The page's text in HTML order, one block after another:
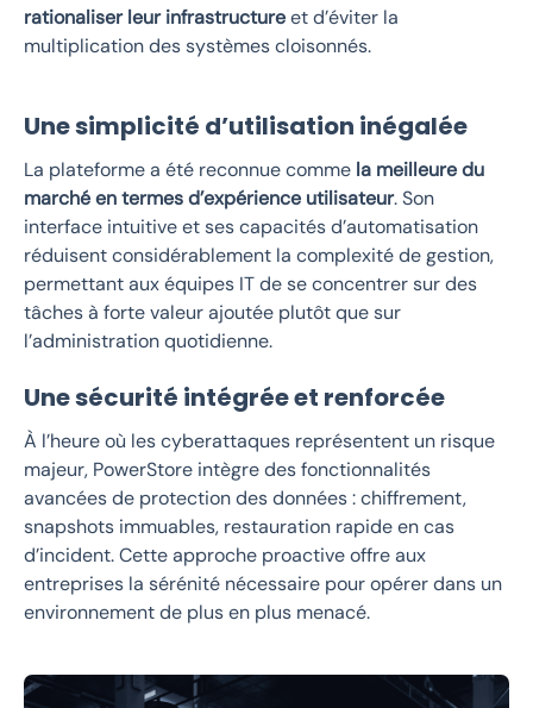
rationaliser leur infrastructureet d’éviter la
multiplication des systèmes cloisonnés.
Une simplicité d’utilisation inégalée
La plateforme a été reconnue comme la meilleure du
marché en termes d’expérience utilisateur. Son
interface intuitive et ses capacités d’automatisation
réduisent considérablement la complexité de gestion,
permettant aux équipes IT de se concentrer sur des
tâches à forte valeur ajoutée plutôt que sur
l’administration quotidienne.
Une sécurité intégrée et renforcée
À l’heure où les cyberattaques représentent un risque
majeur, PowerStore intègre des fonctionnalités
avancées de protection des données : chiffrement,
snapshots immuables, restauration rapide en cas
d’incident. Cette approche proactive offre aux
entreprises la sérénité nécessaire pour opérer dans un
environnement de plus en plus menacé.